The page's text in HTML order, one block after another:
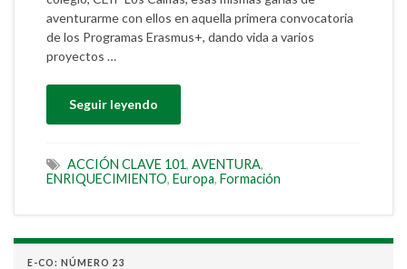
aventurarme con ellos en aquella primera convocatoria
de los Programas Erasmus+, dando vida a varios
proyectos …
Seguir leyendo
ACCIÓN CLAVE 101, AVENTURA,
ENRIQUECIMIENTO, Europa, Formación
E-CO: NÚMERO 23